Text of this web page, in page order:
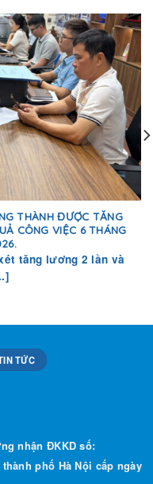
THÀNH ĐƯỢC TĂNG
CÔNG VIỆC 6 THÁNG
tăng lương 2 lần và
phố Hà Nội cấp ngày